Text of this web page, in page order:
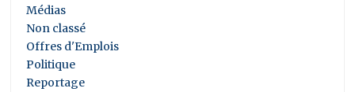
Médias
Non classé
Offres d'Emplois
Politique
Reportage